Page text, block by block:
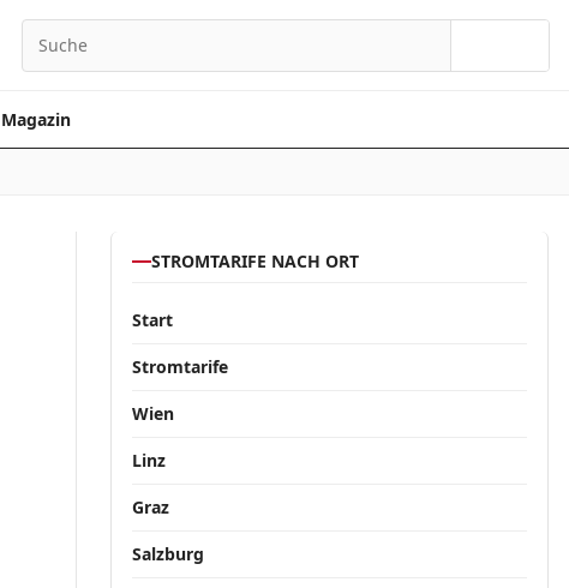
Magazin
STROMTARIFE NACH ORT
Start
Stromtarife
Wien
Linz
Graz
Salzburg